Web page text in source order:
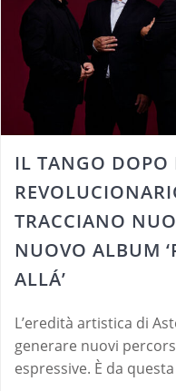
IL TANGO
TRACCIANO
NUOVO ALBUM
ALLÁ’
L’eredità artistica di
generare nuovi
espressive. È da